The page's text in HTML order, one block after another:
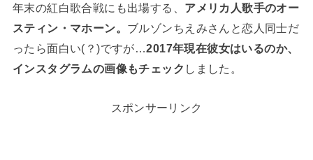
年末の紅白歌合戦にも出場する、 アメリカ人歌手のオー
スティン・マホーン。 ブルゾンちえみさんと恋人同士だ
ったら面白い(？)ですが…2017年現在彼女はいるのか、
インスタグラムの画像もチェック しました。
スポンサーリンク